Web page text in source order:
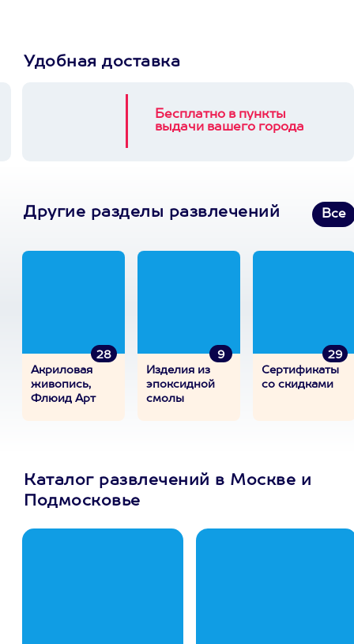
Удобная доставка
Бесплатно в пункты
выдачи вашего города
Другие разделы развлечений Все
28
Акриловая
живопись,
Флюид Арт
9
Изделия из
эпоксидной
смолы
29
Сертификаты
со скидками
Каталог развлечений в Москве и
Подмосковье